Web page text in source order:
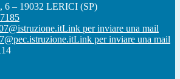
6 – 19032 LERICI (SP)
Link per inviare una mail
Link per inviare una mail